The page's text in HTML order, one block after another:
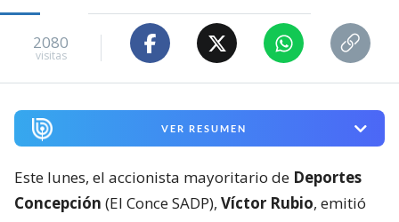
2080
visitas
VER RESUMEN
Este lunes, el accionista mayoritario de Deportes
Concepción (El Conce SADP), Víctor Rubio, emitió